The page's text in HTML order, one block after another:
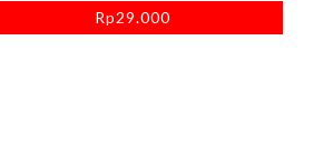
Rp29.000